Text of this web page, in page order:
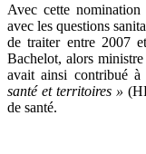
Avec cette
avec les questions
de traiter entre 2007
Bachelot, alors
avait ainsi contribué
santé et territoires »
de santé.